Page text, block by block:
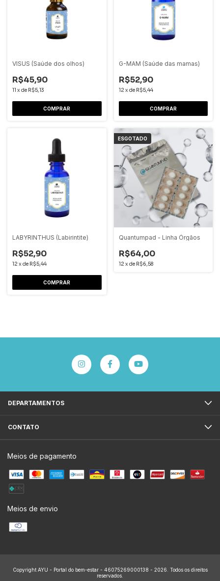
VISUS (Saúde dos olhos)
R$45,90
11 x de R$5,13
G-MAM (Saúde das mamas)
R$52,90
12 x de R$5,44
LABYRINTHUS (Labirintite)
R$52,90
12 x de R$5,44
ESGOTADO
Quantumpad - Linha Órgãos
R$64,00
12 x de R$6,58
DEPARTAMENTOS
CONTATO
Meios de pagamento
Meios de envio
Copyright AYU - Portal do bem-estar - 46075269000138 - 2026. Todos os direitos
reservados.